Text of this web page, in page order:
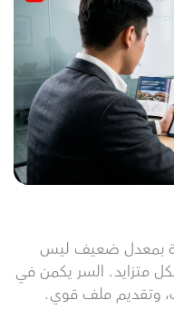
بمعدل ضعيف ليس
متزايد. السر يكمن في
وتقديم ملف قوي.